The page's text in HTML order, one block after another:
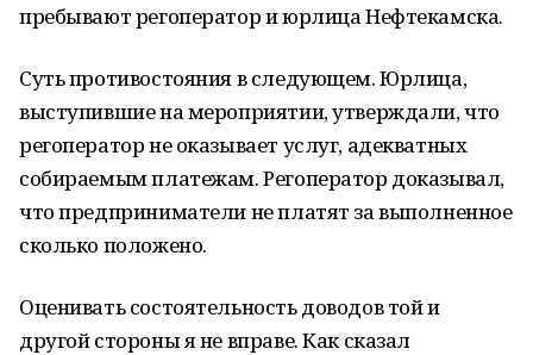
пребывают регоператор и юрлица Нефтекамска.
Суть противостояния в следующем. Юрлица,
выступившие на мероприятии, утверждали, что
регоператор не оказывает услуг, адекватных
собираемым платежам. Регоператор доказывал,
что предприниматели не платят за выполненное
сколько положено.
Оценивать состоятельность доводов той и
другой стороны я не вправе. Как сказал